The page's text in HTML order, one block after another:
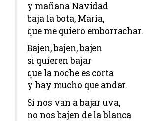
y mañana Navidad
baja la bota, María,
que me quiero emborrachar.
Bajen, bajen, bajen
si quieren bajar
que la noche es corta
y hay mucho que andar.
Si nos van a bajar uva,
no nos bajen de la blanca